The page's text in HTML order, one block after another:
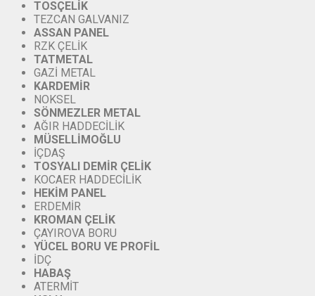
TOSÇELİK
TEZCAN GALVANIZ
ASSAN PANEL
RZK ÇELİK
TATMETAL
GAZİ METAL
KARDEMİR
NOKSEL
SÖNMEZLER METAL
AĞIR HADDECİLİK
MÜSELLİMOĞLU
İÇDAŞ
TOSYALI DEMİR ÇELİK
KOCAER HADDECİLİK
HEKİM PANEL
ERDEMİR
KROMAN ÇELİK
ÇAYIROVA BORU
YÜCEL BORU VE PROFİL
İDÇ
HABAŞ
ATERMİT